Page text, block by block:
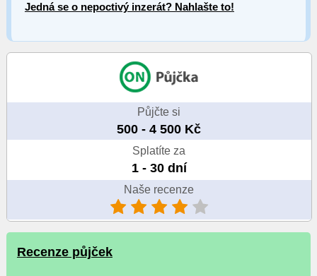
Jedná se o nepoctivý inzerát? Nahlašte to!
Půjčte si
500 - 4 500 Kč
Splatíte za
1 - 30 dní
Naše recenze
Recenze půjček